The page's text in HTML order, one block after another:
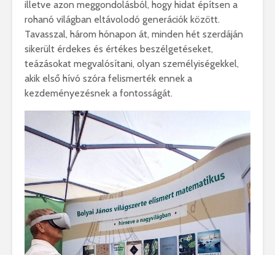
illetve azon meggondolásból, hogy hidat építsen a
rohanó világban eltávolodó generációk között.
Tavasszal, három hónapon át, minden hét szerdáján
sikerült érdekes és értékes beszélgetéseket,
teázásokat megvalósítani, olyan személyiségekkel,
akik első hívó szóra felismerték ennek a
kezdeményezésnek a fontosságát.